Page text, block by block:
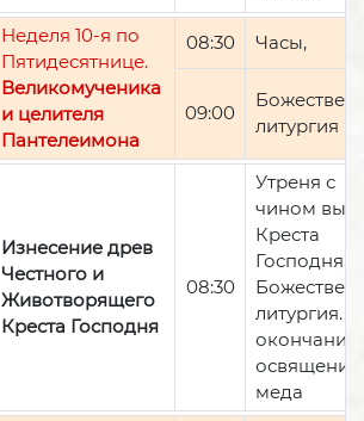
Неделя 10-я по
Пятидесятнице.
Великомученика
и целителя
Пантелеимона
08:30 Часы,
09:00
литургия
Изнесение древ
Честного и
Животворящего
Креста Господня
08:30
Утреня с
чином
Креста
Господня,
литургия.
окончании
освящение
меда